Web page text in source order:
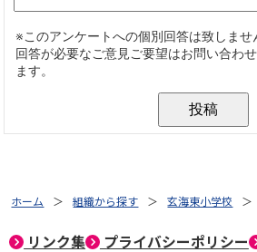
ホーム 組織から探す 玄海東小学校
リンク集 プライバシーポリシー